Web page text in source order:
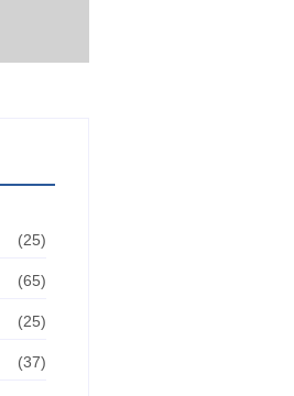
(25)
(65)
(25)
(37)